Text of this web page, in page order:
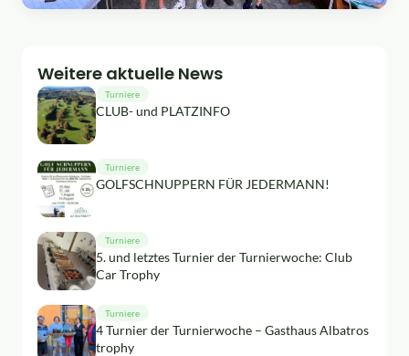
Weitere aktuelle News
Turniere
CLUB- und PLATZINFO
Turniere
GOLFSCHNUPPERN FÜR JEDERMANN!
Turniere
5. und letztes Turnier der Turnierwoche: Club
Car Trophy
Turniere
4 Turnier der Turnierwoche – Gasthaus Albatros
trophy